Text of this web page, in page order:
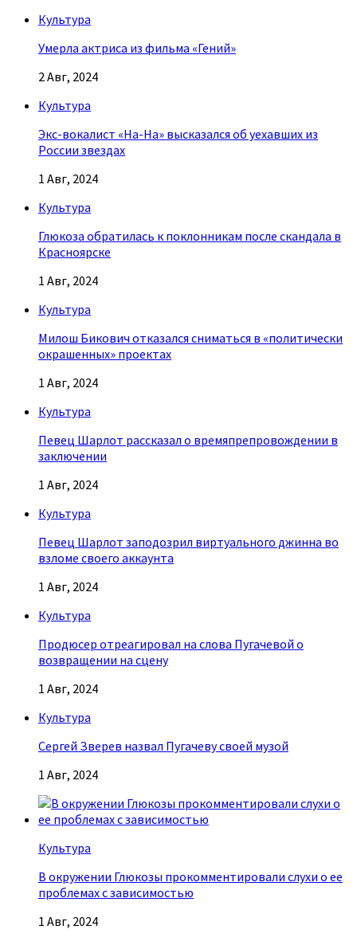
Культура
Умерла актриса из фильма «Гений»
2 Авг, 2024
Культура
Экс-вокалист «На-На» высказался об уехавших из
России звездах
1 Авг, 2024
Культура
Глюкоза обратилась к поклонникам после скандала в
Красноярске
1 Авг, 2024
Культура
Милош Бикович отказался сниматься в «политически
окрашенных» проектах
1 Авг, 2024
Культура
Певец Шарлот рассказал о времяпрепровождении в
заключении
1 Авг, 2024
Культура
Певец Шарлот заподозрил виртуального джинна во
взломе своего аккаунта
1 Авг, 2024
Культура
Продюсер отреагировал на слова Пугачевой о
возвращении на сцену
1 Авг, 2024
Культура
Сергей Зверев назвал Пугачеву своей музой
1 Авг, 2024
Культура
В окружении Глюкозы прокомментировали слухи о ее
проблемах с зависимостью
1 Авг, 2024